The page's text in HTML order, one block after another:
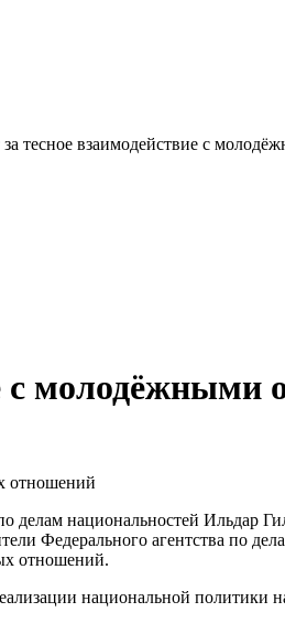
тесное взаимодействие с
с молодёжными
делам национальностей Ильдар
Федерального агентства по
отношений.
национальной политики